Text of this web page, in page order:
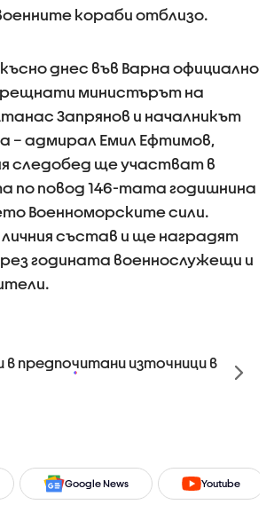
кораби отблизо.
днес във Варна официално
министърът на
Запрянов и началникът
– адмирал Емил Ефтимов,
следобед ще участват в
по повод 146-тата годишнина
Военноморските сили.
състав и ще наградят
годината военнослужещи и
в предпочитани източници в
Google News Youtube